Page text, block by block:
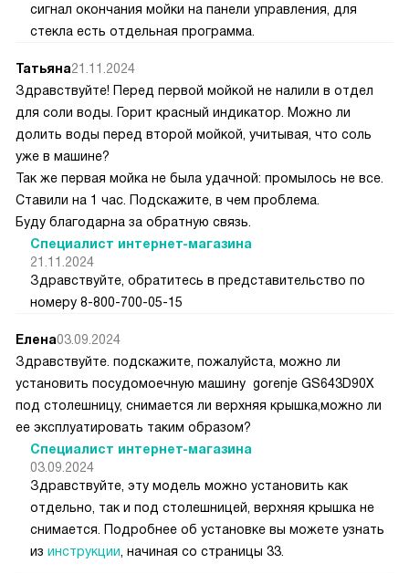
сигнал окончания мойки на панели управления, для
стекла есть отдельная программа.
Татьяна21.11.2024
Здравствуйте! Перед первой мойкой не налили в отдел
для соли воды. Горит красный индикатор. Можно ли
долить воды перед второй мойкой, учитывая, что соль
уже в машине?
Так же первая мойка не была удачной: промылось не все.
Ставили на 1 час. Подскажите, в чем проблема.
Буду благодарна за обратную связь.
Специалист интернет-магазина
21.11.2024
Здравствуйте, обратитесь в представительство по
номеру 8-800-700-05-15
Елена03.09.2024
Здравствуйте. подскажите, пожалуйста, можно ли
установить посудомоечную машину gorenje GS643D90X
под столешницу, снимается ли верхняя крышка,можно ли
ее эксплуатировать таким образом?
Специалист интернет-магазина
03.09.2024
Здравствуйте, эту модель можно установить как
отдельно, так и под столешницей, верхняя крышка не
снимается. Подробнее об установке вы можете узнать
из инструкции , начиная со страницы 33.